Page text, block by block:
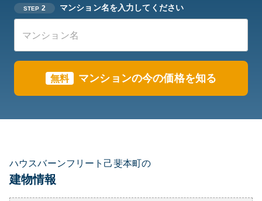
STEP 2 マンション名を入力してください
無料 マンションの今の価格を知る
ハウスバーンフリート己斐本町の
建物情報